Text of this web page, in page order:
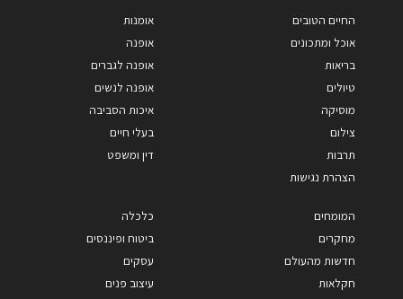
החיים הטובים
אוכל ומתכונים
בריאות
טיולים
מוסיקה
צילום
תרבות
הצהרת נגישות
אומנות
אופנה
אופנה לגברים
אופנה לנשים
איכות הסביבה
בעלי חיים
דין ומשפט
המומחים
מחקרים
חדשות מהעולם
חקלאות
כלכלה
ביטוח ופיננסים
עסקים
עיצוב פנים